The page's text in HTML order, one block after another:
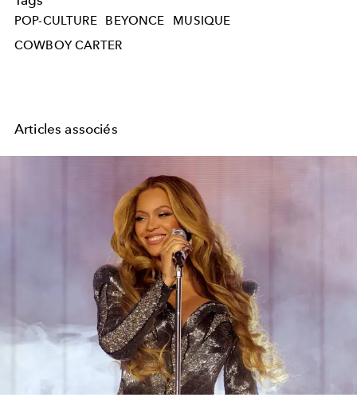
POP-CULTURE BEYONCE
MUSIQUE
COWBOY CARTER
Articles associés